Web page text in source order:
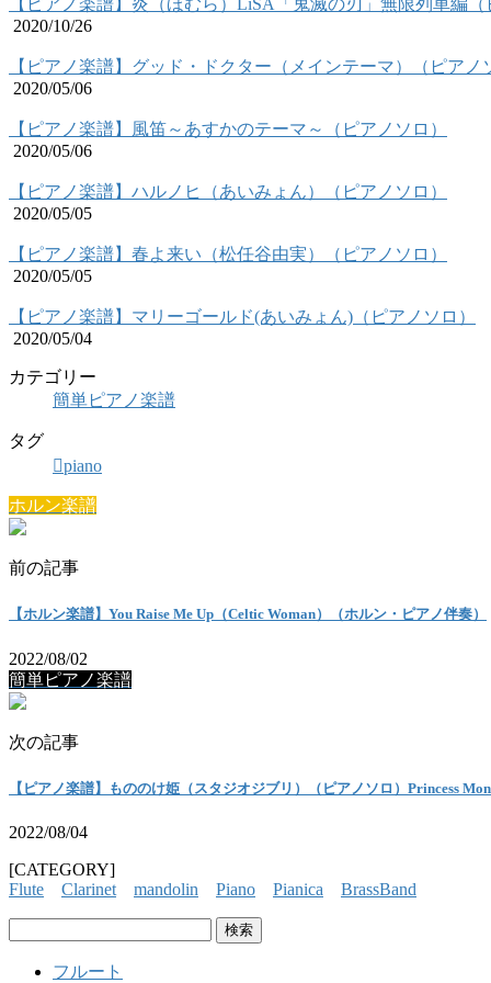
【ピアノ楽譜】炎（ほむら）LiSA「鬼滅の刃」無限列車編（
2020/10/26
【ピアノ楽譜】グッド・ドクター（メインテーマ）（ピアノ
2020/05/06
【ピアノ楽譜】風笛～あすかのテーマ～（ピアノソロ）
2020/05/06
【ピアノ楽譜】ハルノヒ（あいみょん）（ピアノソロ）
2020/05/05
【ピアノ楽譜】春よ来い（松任谷由実）（ピアノソロ）
2020/05/05
【ピアノ楽譜】マリーゴールド(あいみょん)（ピアノソロ）
2020/05/04
カテゴリー
簡単ピアノ楽譜
タグ
piano
ホルン楽譜
前の記事
【ホルン楽譜】You Raise Me Up（Celtic Woman）（ホルン・ピアノ伴奏）
2022/08/02
簡単ピアノ楽譜
次の記事
【ピアノ楽譜】もののけ姫（スタジオジブリ）（ピアノソロ）Princess
2022/08/04
[CATEGORY]
Flute
Clarinet mandolin Piano Pianica
BrassBand
フルート